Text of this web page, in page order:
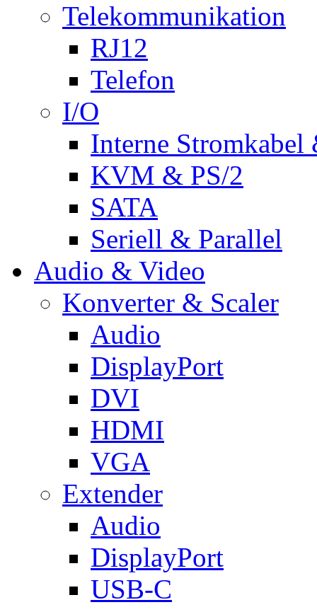
Telekommunikation
RJ12
Telefon
I/O
Interne Stromkabel
KVM & PS/2
SATA
Seriell & Parallel
Audio & Video
Konverter & Scaler
Audio
DisplayPort
DVI
HDMI
VGA
Extender
Audio
DisplayPort
USB-C